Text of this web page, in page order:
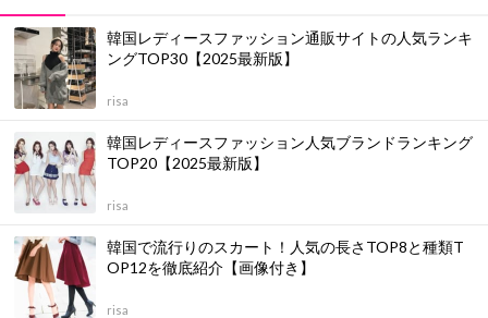
韓国レディースファッション通販サイトの人気ランキ
ングTOP30【2025最新版】
risa
韓国レディースファッション人気ブランドランキング
TOP20【2025最新版】
risa
韓国で流行りのスカート！人気の長さTOP8と種類T
OP12を徹底紹介【画像付き】
risa